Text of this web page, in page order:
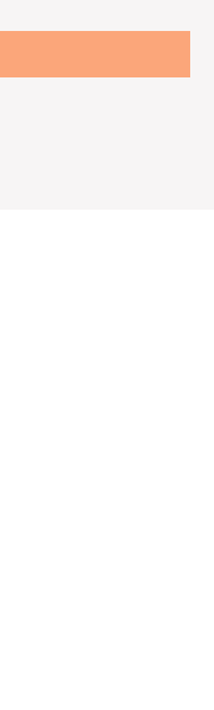
の権利がありま
わせ窓口までご
西3丁目5-8